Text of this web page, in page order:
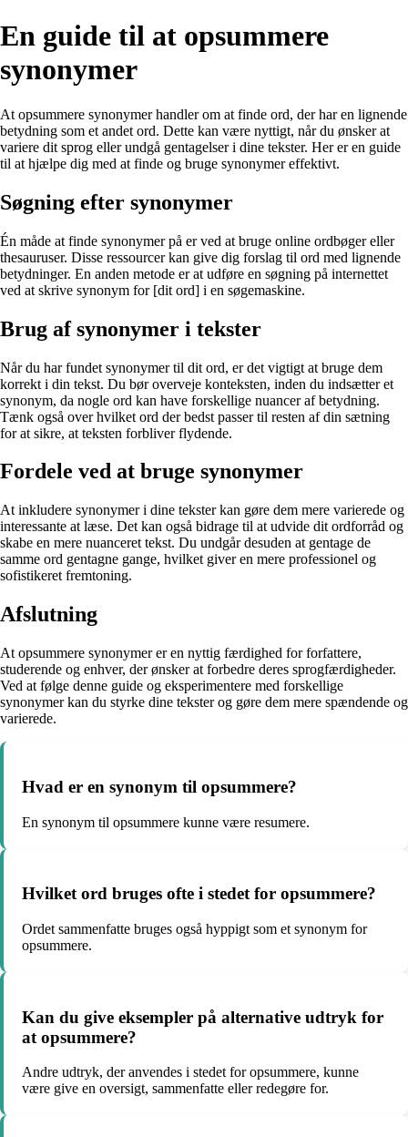
En guide til at opsummere
synonymer
At opsummere synonymer handler om at finde ord, der har en lignende
betydning som et andet ord. Dette kan være nyttigt, når du ønsker at
variere dit sprog eller undgå gentagelser i dine tekster. Her er en guide
til at hjælpe dig med at finde og bruge synonymer effektivt.
Søgning efter synonymer
Én måde at finde synonymer på er ved at bruge online ordbøger eller
thesauruser. Disse ressourcer kan give dig forslag til ord med lignende
betydninger. En anden metode er at udføre en søgning på internettet
ved at skrive synonym for [dit ord] i en søgemaskine.
Brug af synonymer i tekster
Når du har fundet synonymer til dit ord, er det vigtigt at bruge dem
korrekt i din tekst. Du bør overveje konteksten, inden du indsætter et
synonym, da nogle ord kan have forskellige nuancer af betydning.
Tænk også over hvilket ord der bedst passer til resten af din sætning
for at sikre, at teksten forbliver flydende.
Fordele ved at bruge synonymer
At inkludere synonymer i dine tekster kan gøre dem mere varierede og
interessante at læse. Det kan også bidrage til at udvide dit ordforråd og
skabe en mere nuanceret tekst. Du undgår desuden at gentage de
samme ord gentagne gange, hvilket giver en mere professionel og
sofistikeret fremtoning.
Afslutning
At opsummere synonymer er en nyttig færdighed for forfattere,
studerende og enhver, der ønsker at forbedre deres sprogfærdigheder.
Ved at følge denne guide og eksperimentere med forskellige
synonymer kan du styrke dine tekster og gøre dem mere spændende og
varierede.
Hvad er en synonym til opsummere?
En synonym til opsummere kunne være resumere.
Hvilket ord bruges ofte i stedet for opsummere?
Ordet sammenfatte bruges også hyppigt som et synonym for
opsummere.
Kan du give eksempler på alternative udtryk for
at opsummere?
Andre udtryk, der anvendes i stedet for opsummere, kunne
være give en oversigt, sammenfatte eller redegøre for.